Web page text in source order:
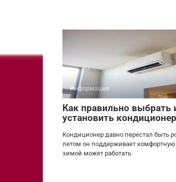
Информация
Как правильно выбрать
установить кондиционер
Кондиционер давно перестал быть
летом он поддерживает комфортную
зимой может работать